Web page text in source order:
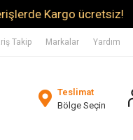
ücretsiz!
Takip Markalar Yardım
Teslimat
Bölge Seçin